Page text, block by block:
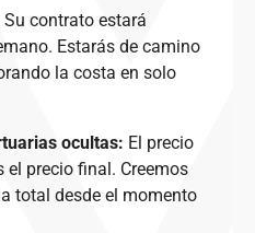
Su contrato estará
Estarás de camino
la costa en solo
ocultas: El precio
el precio final. Creemos
total desde el momento